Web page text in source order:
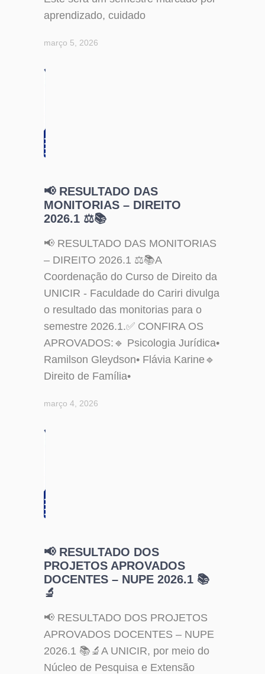
aprendizado, cuidado
março 5, 2026
📢 RESULTADO DAS
MONITORIAS – DIREITO
2026.1 ⚖️📚
📢 RESULTADO DAS MONITORIAS
– DIREITO 2026.1 ⚖️📚A
Coordenação do Curso de Direito da
UNICIR - Faculdade do Cariri divulga
o resultado das monitorias para o
semestre 2026.1.✅ CONFIRA OS
APROVADOS:🔹 Psicologia Jurídica•
Ramilson Gleydson• Flávia Karine🔹
Direito de Família•
março 4, 2026
📢 RESULTADO DOS
PROJETOS APROVADOS
DOCENTES – NUPE 2026.1 📚
🔬
📢 RESULTADO DOS PROJETOS
APROVADOS DOCENTES – NUPE
2026.1 📚🔬A UNICIR, por meio do
Núcleo de Pesquisa e Extensão